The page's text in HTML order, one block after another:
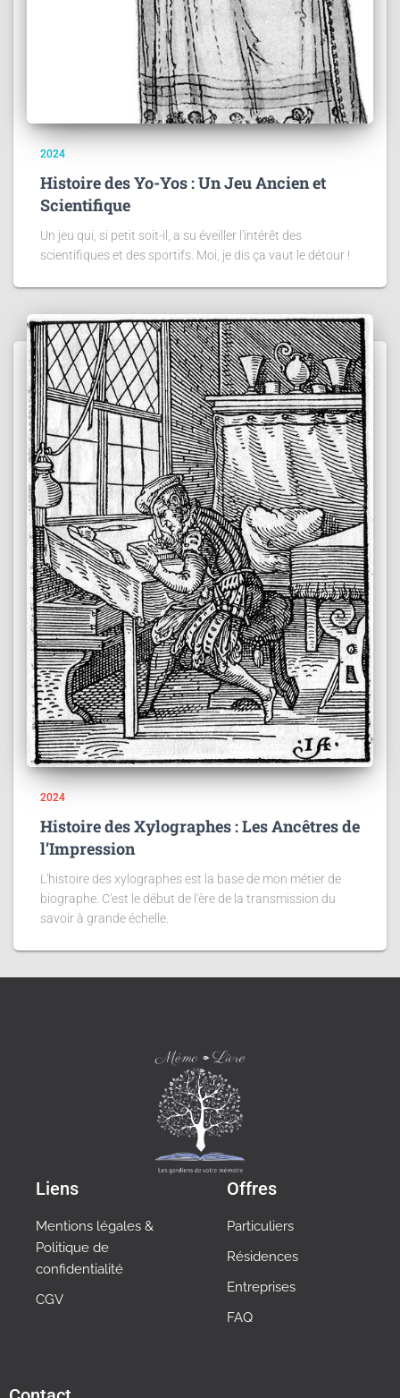
2024
Histoire des Yo-Yos : Un Jeu Ancien et
Scientifique
Un jeu qui, si petit soit-il, a su éveiller l'intérêt des
scientifiques et des sportifs. Moi, je dis ça vaut le détour !
2024
Histoire des Xylographes : Les Ancêtres de
l’Impression
L'histoire des xylographes est la base de mon métier de
biographe. C'est le début de l'ère de la transmission du
savoir à grande échelle.
Liens
Mentions légales &
Politique de
confidentialité
CGV
Offres
Particuliers
Résidences
Entreprises
FAQ